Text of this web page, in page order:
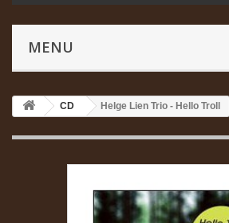
MENU
CD Helge Lien Trio - Hello Troll